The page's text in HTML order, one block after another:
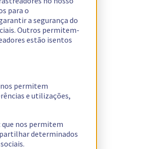
para o
a segurança do
Outros permitem-
estão isentos
nos permitem
e utilizações,
que nos permitem
determinados